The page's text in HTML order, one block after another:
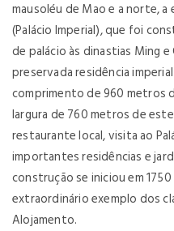
mausoléu de Mao e a norte,
(Palácio Imperial), que foi
de palácio às dinastias Ming e
preservada residência
comprimento de 960 metros
largura de 760 metros de
restaurante local, visita ao
importantes residências e
construção se iniciou em
extraordinário exemplo dos
Alojamento.